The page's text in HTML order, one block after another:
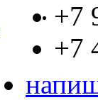
+7
+7